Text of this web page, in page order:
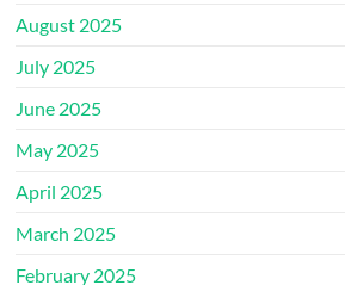
August 2025
July 2025
June 2025
May 2025
April 2025
March 2025
February 2025